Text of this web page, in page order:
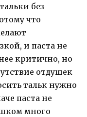
без
что
и паста не
критично, но
отдушек
тальк нужно
паста не
много